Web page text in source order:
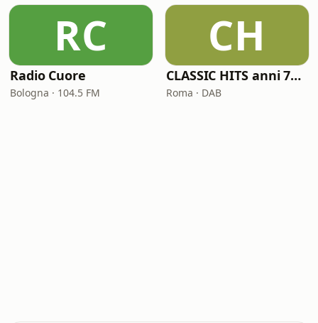
RC
Radio Cuore
Bologna · 104.5 FM
CH
CLASSIC HITS anni 70 80 90
Roma · DAB